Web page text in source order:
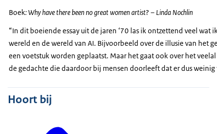
Boek: Why have there been no great women artist? – Linda Nochlin
“In dit boeiende essay uit de jaren ‘70 las ik ontzettend veel
wereld en de wereld van AI. Bijvoorbeeld over de illusie van het
een voetstuk worden geplaatst. Maar het gaat ook over het
de gedachte die daardoor bij mensen doorleeft dat er dus
Hoort bij